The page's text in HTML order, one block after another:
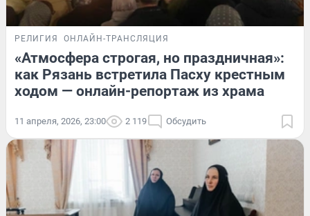
РЕЛИГИЯ ОНЛАЙН-ТРАНСЛЯЦИЯ
«Атмосфера строгая, но праздничная»:
как Рязань встретила Пасху крестным
ходом — онлайн-репортаж из храма
11 апреля, 2026, 23:00 2 119 Обсудить